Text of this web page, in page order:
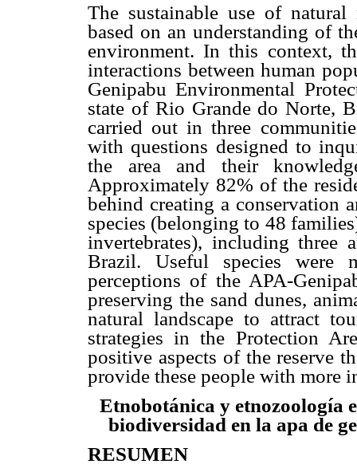
The sustainable use of
based on an understanding of
environment. In this context,
interactions between human
Genipabu Environmental
state of Rio Grande do Norte,
carried out in three
with questions designed to
the area and their
Approximately 82% of the
behind creating a conservation
species (belonging to 48
invertebrates), including three
Brazil. Useful species were
perceptions of the APA-
preserving the sand dunes,
natural landscape to attract
strategies in the Protection
positive aspects of the reserve
provide these people with more
Etnobotánica y etnozoología
biodiversidad en la apa de
RESUMEN